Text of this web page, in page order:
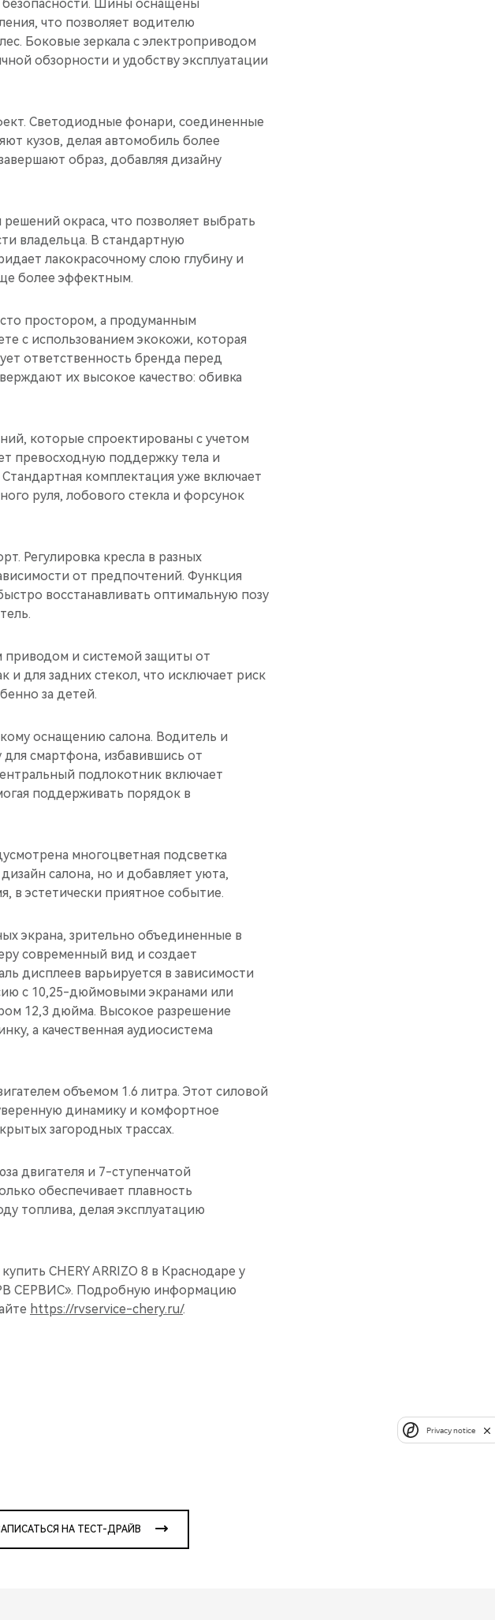
Шины оснащены
что позволяет водителю
Боковые зеркала с электроприводом
обзорности и удобству эксплуатации
Светодиодные фонари, соединенные
кузов, делая автомобиль более
образ, добавляя дизайну
решений окраса, что позволяет выбрать
владельца. В стандартную
лакокрасочному слою глубину и
более эффектным.
простором, а продуманным
с использованием экокожи, которая
ответственность бренда перед
их высокое качество: обивка
которые спроектированы с учетом
превосходную поддержку тела и
комплектация уже включает
руля, лобового стекла и форсунок
Регулировка кресла в разных
от предпочтений. Функция
восстанавливать оптимальную позу
приводом и системой защиты от
и для задних стекол, что исключает риск
за детей.
оснащению салона. Водитель и
смартфона, избавившись от
подлокотник включает
поддерживать порядок в
многоцветная подсветка
салона, но и добавляет уюта,
в эстетически приятное событие.
экрана, зрительно объединенные в
современный вид и создает
дисплеев варьируется в зависимости
с 10,25-дюймовыми экранами или
12,3 дюйма. Высокое разрешение
а качественная аудиосистема
объемом 1.6 литра. Этот силовой
динамику и комфортное
загородных трассах.
двигателя и 7-ступенчатой
обеспечивает плавность
топлива, делая эксплуатацию
CHERY ARRIZO 8 в Краснодаре у
СЕРВИС». Подробную информацию
https://rvservice-chery.ru/.
НА ТЕСТ-ДРАЙВ
Privacy notice